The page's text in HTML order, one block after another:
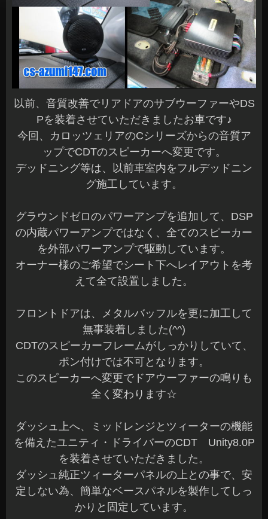
以前、音質改善でリアドアのサブウーファーやDS
Pを装着させていただきましたお車です♪
今回、カロッツェリアのCシリーズからの音質ア
ップでCDTのスピーカーへ変更です。
デッドニング等は、以前車室内をフルデッドニン
グ施工しています。
グラウンドゼロのパワーアンプを追加して、DSP
の内蔵パワーアンプではなく、全てのスピーカー
を外部パワーアンプで駆動しています。
オーナー様のご希望でシート下へレイアウトを考
えて全て設置しました。
フロントドアは、メタルバッフルを更に加工して
無事装着しました(^^)
CDTのスピーカーフレームがしっかりしていて、
ポン付けでは不可となります。
このスピーカーへ変更でドアウーファーの鳴りも
全く変わります☆
ダッシュ上へ、ミッドレンジとツィーターの機能
を備えたユニティ・ドライバーのCDT Unity8.0P
を装着させていただきました。
ダッシュ純正ツィーターパネルの上との事で、安
定しない為、簡単なベースパネルを製作してしっ
かりと固定しています。